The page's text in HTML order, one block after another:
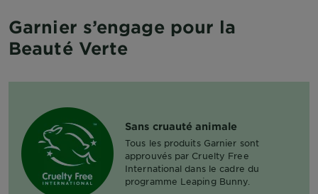
Garnier s’engage pour la
Beauté Verte
Sans cruauté animale
Tous les produits Garnier sont
approuvés par Cruelty Free
International dans le cadre du
programme Leaping Bunny.